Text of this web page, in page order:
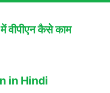
वीपीएन कैसे काम
in Hindi